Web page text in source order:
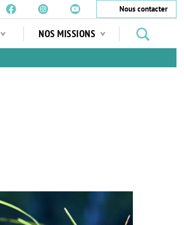
Nous contacter
NOS MISSIONS
jardins